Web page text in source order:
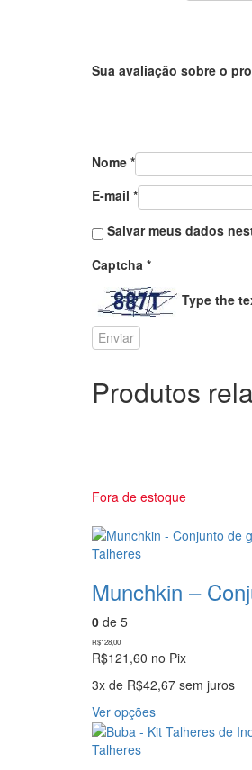
Sua avaliação sobre o
Nome *
E-mail *
Salvar meus dados
Captcha *
Type the
Produtos
Fora de estoque
Talheres
Munchkin –
0 de 5
R$128,00
R$121,60 no Pix
3x de R$42,67 sem juros
Ver opçõesEste
produto
Talheres